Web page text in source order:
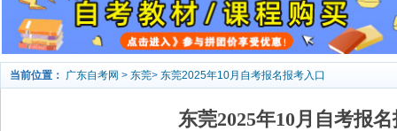
当前位置： 广东自考网 > 东莞> 东莞2025年10月自考报名报考入口
东莞2025年10月自考报